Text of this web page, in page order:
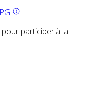
pour participer à la